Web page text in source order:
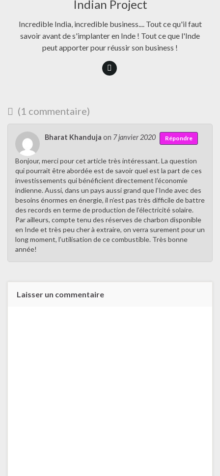
Indian Project
Incredible India, incredible business.... Tout ce qu'il faut
savoir avant de s'implanter en Inde ! Tout ce que l'Inde
peut apporter pour réussir son business !
(1 commentaire)
Bharat Khanduja on 7 janvier 2020 Répondre
Bonjour, merci pour cet article très intéressant. La question
qui pourrait être abordée est de savoir quel est la part de ces
investissements qui bénéficient directement l’économie
indienne. Aussi, dans un pays aussi grand que l’Inde avec des
besoins énormes en énergie, il n’est pas très difficile de battre
des records en terme de production de l’électricité solaire.
Par ailleurs, compte tenu des réserves de charbon disponible
en Inde et très peu cher à extraire, on verra surement pour un
long moment, l’utilisation de ce combustible. Très bonne
année!
Laisser un commentaire